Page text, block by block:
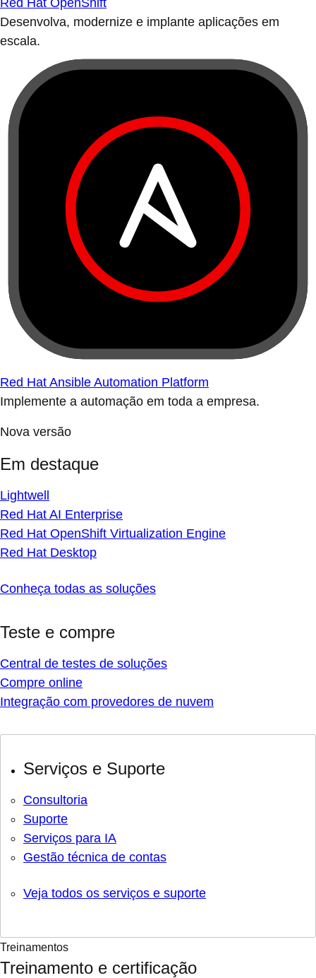
Red Hat OpenShift
Desenvolva, modernize e implante aplicações em
escala.
Red Hat Ansible Automation Platform
Implemente a automação em toda a empresa.
Nova versão
Em destaque
Lightwell
Red Hat AI Enterprise
Red Hat OpenShift Virtualization Engine
Red Hat Desktop
Conheça todas as soluções
Teste e compre
Central de testes de soluções
Compre online
Integração com provedores de nuvem
Serviços e Suporte
Consultoria
Suporte
Serviços para IA
Gestão técnica de contas
Veja todos os serviços e suporte
Treinamentos
Treinamento e certificação